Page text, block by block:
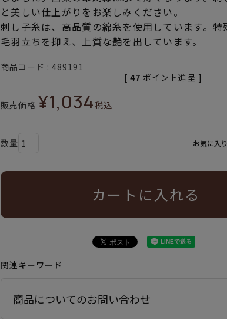
と美しい仕上がりをお楽しみください。
刺し子糸は、高品質の綿糸を使用しています。特
毛羽立ちを抑え、上質な艶を出しています。
商品コード 489191
販売価格 ¥1,034税込
[ 47 ポイント進呈 ]
お気に入
カートに入れる
関連キーワード
商品についてのお問い合わせ